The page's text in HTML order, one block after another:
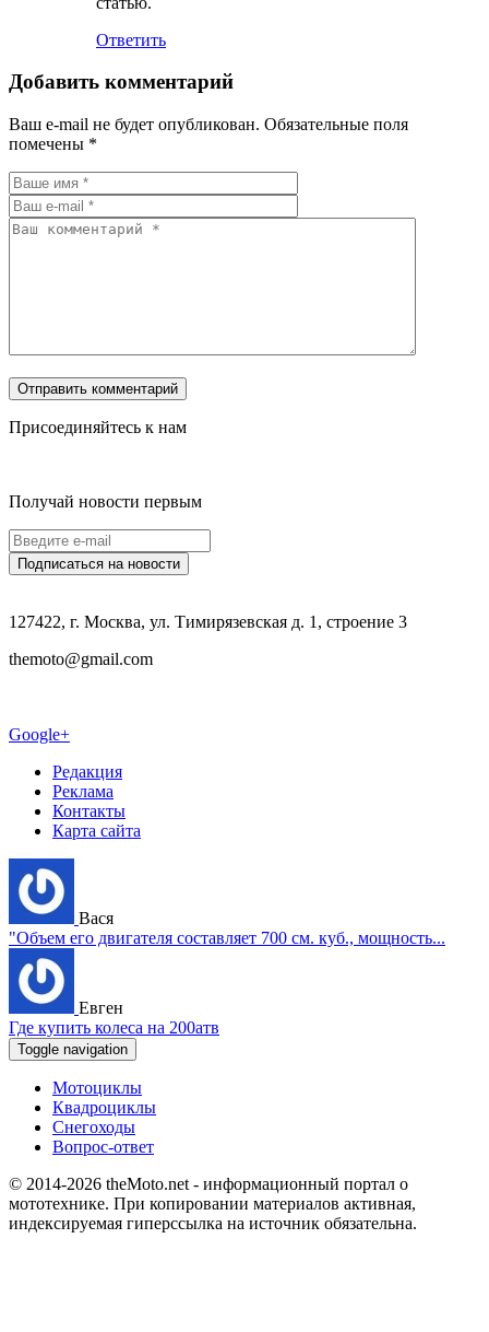
Ответить
Добавить комментарий
Ваш e-mail не будет опубликован. Обязательные поля
помечены *
Присоединяйтесь к нам
Получай новости первым
127422, г. Москва, ул. Тимирязевская д. 1, строение 3
themoto@gmail.com
Google+
Редакция
Реклама
Контакты
Карта сайта
Вася
"Объем его двигателя составляет 700 см. куб., мощность...
Евген
Где купить колеса на 200атв
Toggle navigation
Мотоциклы
Квадроциклы
Снегоходы
Вопрос-ответ
© 2014-2026 theMoto.net - информационный портал о
мототехнике. При копировании материалов активная,
индексируемая гиперссылка на источник обязательна.